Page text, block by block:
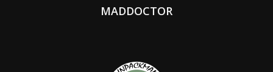
MADDOCTOR